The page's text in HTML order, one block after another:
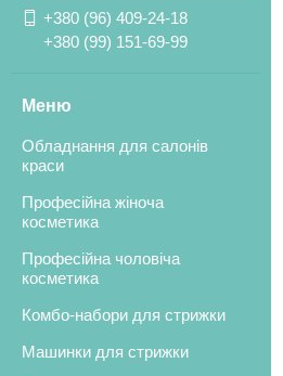
+380 (96) 409-24-18
+380 (99) 151-69-99
Обладнання для салонів
краси
Професійна жіноча
косметика
Професійна чоловіча
косметика
Комбо-набори для стрижки
Машинки для стрижки